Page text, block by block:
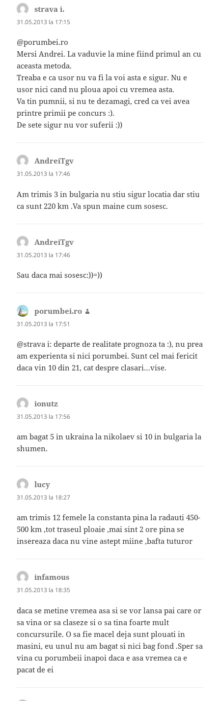
strava i.
31.05.2013 la 17:15
@porumbei.ro
Mersi Andrei. La vaduvie la mine fiind primul an cu
aceasta metoda.
Treaba e ca usor nu va fi la voi asta e sigur. Nu e
usor nici cand nu ploua apoi cu vremea asta.
Va tin pumnii, si nu te dezamagi, cred ca vei avea
printre primii pe concurs :).
De sete sigur nu vor suferii :))
AndreiTgv
31.05.2013 la 17:46
Am trimis 3 in bulgaria nu stiu sigur locatia dar stiu
ca sunt 220 km .Va spun maine cum sosesc.
AndreiTgv
31.05.2013 la 17:46
Sau daca mai sosesc:))=))
porumbei.ro
31.05.2013 la 17:51
@strava i: departe de realitate prognoza ta :), nu prea
am experienta si nici porumbei. Sunt cel mai fericit
daca vin 10 din 21, cat despre clasari…vise.
ionutz
31.05.2013 la 17:56
am bagat 5 in ukraina la nikolaev si 10 in bulgaria la
shumen.
lucy
31.05.2013 la 18:27
am trimis 12 femele la constanta pina la radauti 450-
500 km ,tot traseul ploaie ,mai sint 2 ore pina se
insereaza daca nu vine astept miine ,bafta tuturor
infamous
31.05.2013 la 18:35
daca se metine vremea asa si se vor lansa pai care or
sa vina or sa claseze si o sa tina foarte mult
concursurile. O sa fie macel deja sunt plouati in
masini, eu unul nu am bagat si nici bag fond .Sper sa
vina cu porumbeii inapoi daca e asa vremea ca e
pacat de ei